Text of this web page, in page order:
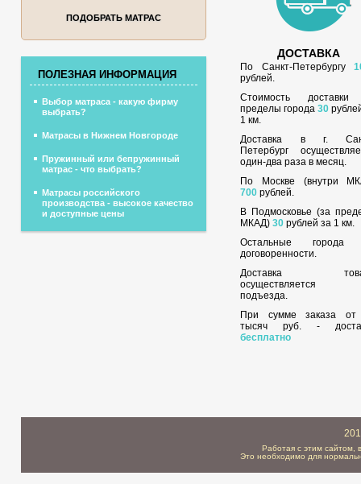
ДОСТАВКА
По Санкт-Петербургу
рублей.
Стоимость
пределы города30
1 км.
Доставка в г.
Петербург
один-два раза в месяц.
По Москве (внутри
700 рублей.
В Подмосковье (за
МКАД)30 рублей за 1 км.
Остальные города
договоренности.
Доставка
осуществляется
подъезда.
При сумме заказа
тысяч руб. -
бесплатно
ПОДОБРАТЬ МАТРАС
ПОЛЕЗНАЯ ИНФОРМАЦИЯ
Выбор матраса - какую фирму
выбрать?
Матрасы в Нижнем Новгороде
Пружинный или бепружинный
матрас - что выбрать?
Матрасы российского
производства - высокое качество
и доступные цены
Работая с этим сайтом,
Это необходимо для